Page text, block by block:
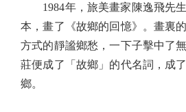
1984年，旅美畫家陳逸飛先生
本，畫了《故鄉的回憶》。畫裏
方式的靜謐鄉愁，一下子擊中了
莊便成了「故鄉」的代名詞，成
鄉。